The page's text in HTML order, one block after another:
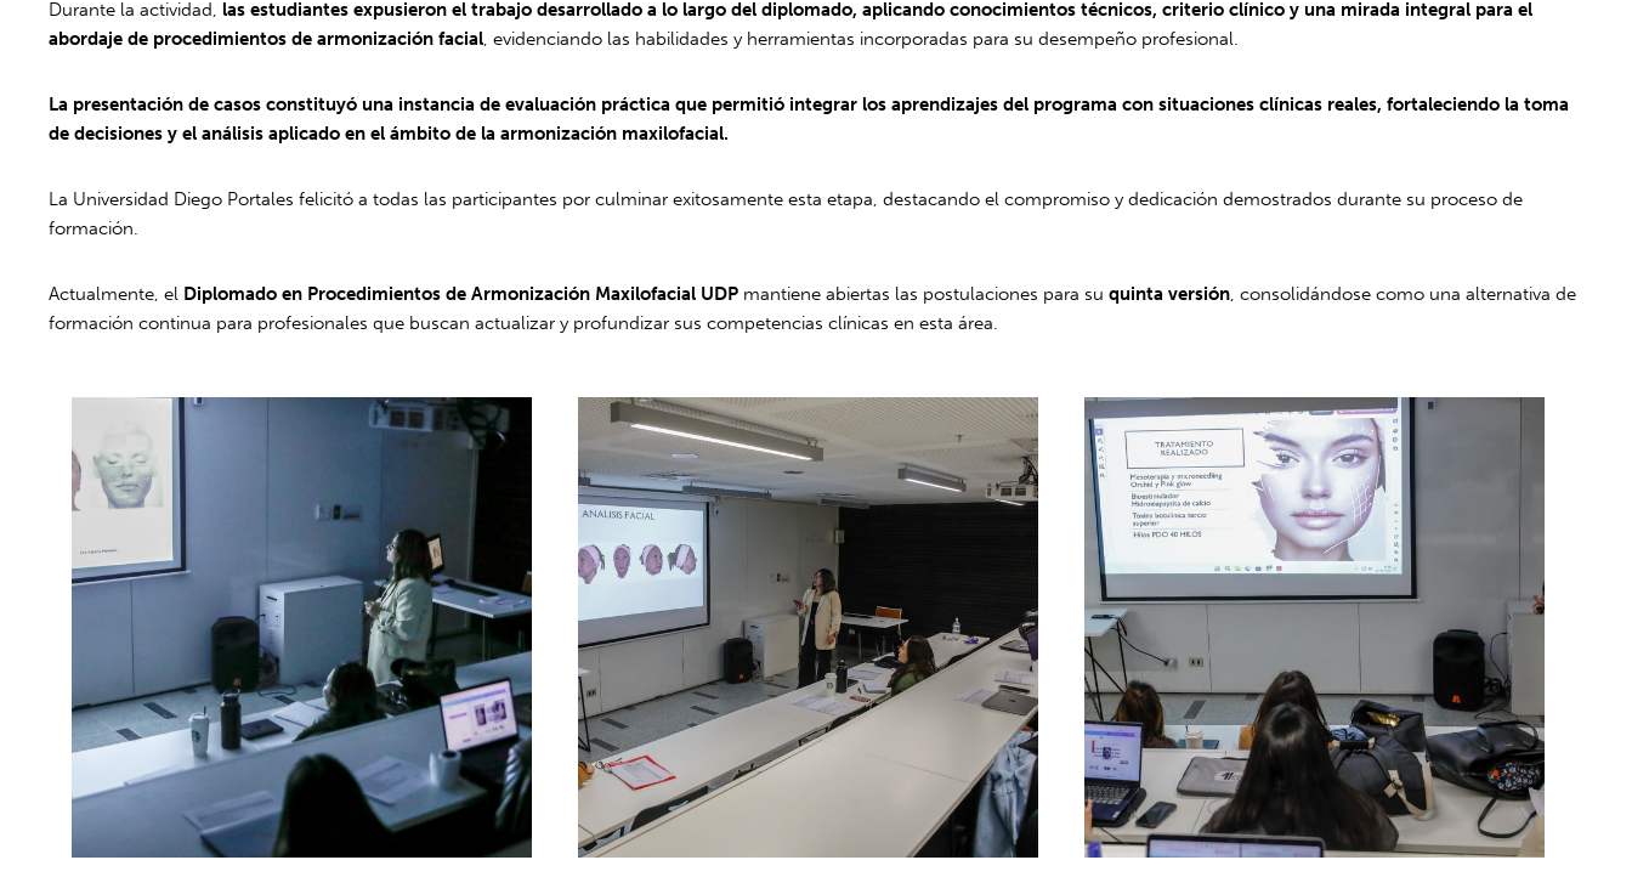
Durante la actividad, las estudiantes expusieron el trabajo desarrollado a lo largo del diplomado, aplicando conocimientos técnicos, criterio clínico y una mirada integral para el
abordaje de procedimientos de armonización facial, evidenciando las habilidades y herramientas incorporadas para su desempeño profesional.
La presentación de casos constituyó una instancia de evaluación práctica que permitió integrar los aprendizajes del programa con situaciones clínicas reales, fortaleciendo la toma
de decisiones y el análisis aplicado en el ámbito de la armonización maxilofacial.
La Universidad Diego Portales felicitó a todas las participantes por culminar exitosamente esta etapa, destacando el compromiso y dedicación demostrados durante su proceso de
formación.
Actualmente, el Diplomado en Procedimientos de Armonización Maxilofacial UDP mantiene abiertas las postulaciones para suquinta versión, consolidándose como una alternativa de
formación continua para profesionales que buscan actualizar y profundizar sus competencias clínicas en esta área.